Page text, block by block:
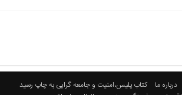
درباره ما کتاب پلیس،امنیت و جامعه گرایی به چاپ رسید